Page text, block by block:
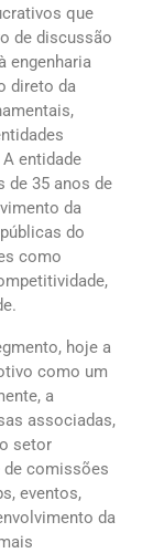
que
de discussão
engenharia
direto da
entidade
35 anos de
da
do
como
hoje a
como um
a
associadas,
setor
comissões
eventos,
da